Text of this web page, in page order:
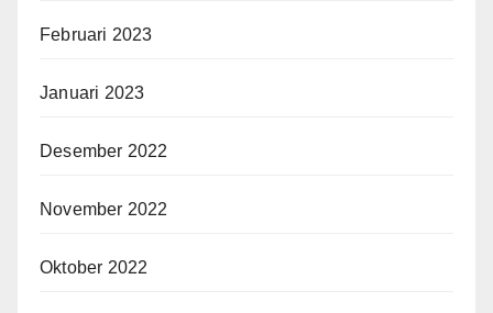
Februari 2023
Januari 2023
Desember 2022
November 2022
Oktober 2022